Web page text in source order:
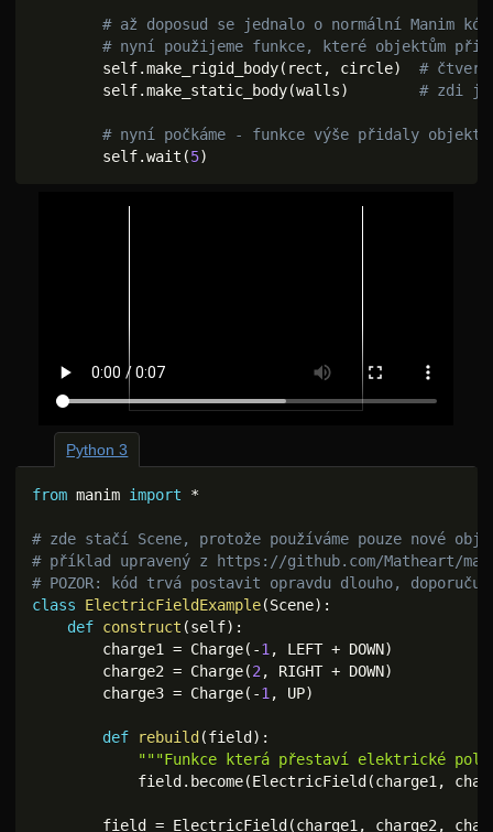
# až doposud se jednalo o normální Manim kód
# nyní použijeme funkce, které objektům
        self
.make_rigid_body( rect , circle)
#
        self
.make_static_body(walls) # zdi
# nyní počkáme - funkce výše přidaly
        self
.wait (5)
from manim import *
# zde stačí Scene, protože používáme pouze nové
# příklad upravený z https://github.com/Matheart/
# POZOR: kód trvá postavit opravdu dlouho,
class
ElectricFieldExample(Scene) :
def construct (self) :
        charge1
= Charge( -1 , LEFT + DOWN)
        charge2
= Charge(2, RIGHT + DOWN)
        charge3
= Charge( -1 , UP)
def rebuild(field) :
"""Funkce která přestaví elektrické
            field
. become(ElectricField(charge1 ,
        field
= ElectricField(charge1 , charge2 ,
Python 3